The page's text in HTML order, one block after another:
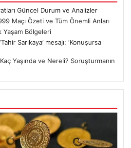
Güncel Durum ve Analizler
Maçı Özeti ve Tüm Önemli Anları
Yaşam Bölgeleri
Sarıkaya’ mesajı: ‘Konuşursa
Yaşında ve Nereli? Soruşturmanın